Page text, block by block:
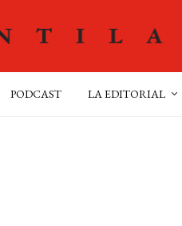
PODCAST LA EDITORIAL